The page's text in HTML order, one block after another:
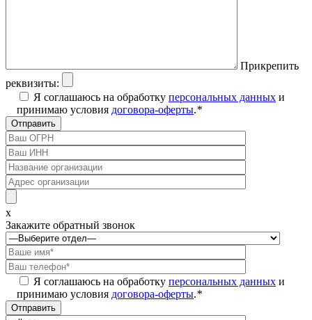
Прикрепить
реквизиты:
Я соглашаюсь на обработку персональных данных и
принимаю условия договора-оферты.*
x
Закажите обратный звонок
Я соглашаюсь на обработку персональных данных и
принимаю условия договора-оферты.*